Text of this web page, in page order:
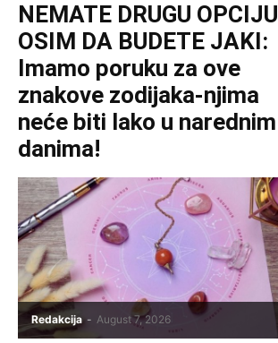
NEMATE DRUGU OPCIJU
OSIM DA BUDETE JAKI:
Imamo poruku za ove
znakove zodijaka-njima
neće biti lako u narednim
danima!
Redakcija - August 7, 2026